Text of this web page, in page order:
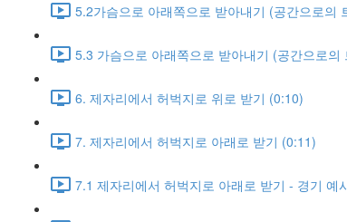
5.2가슴으로 아래쪽으로 받아내기 (공간으로의
5.3 가슴으로 아래쪽으로 받아내기 (공간으로
6. 제자리에서 허벅지로 위로 받기 (0:10)
7. 제자리에서 허벅지로 아래로 받기 (0:11)
7.1 제자리에서 허벅지로 아래로 받기 - 경기 예